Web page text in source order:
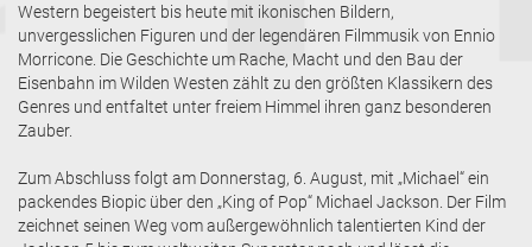
Western begeistert bis heute mit ikonischen Bildern,
unvergesslichen Figuren und der legendären Filmmusik von Ennio
Morricone. Die Geschichte um Rache, Macht und den Bau der
Eisenbahn im Wilden Westen zählt zu den größten Klassikern des
Genres und entfaltet unter freiem Himmel ihren ganz besonderen
Zauber.
Zum Abschluss folgt am Donnerstag, 6. August, mit „Michael“ ein
packendes Biopic über den „King of Pop“ Michael Jackson. Der Film
zeichnet seinen Weg vom außergewöhnlich talentierten Kind der